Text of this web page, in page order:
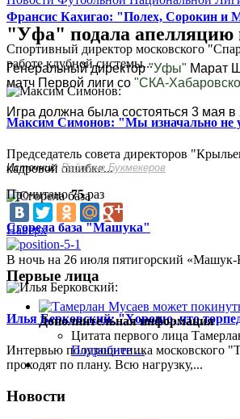
Франсис Кахигао: "Полех, Сорокин и
Спортивный директор московского
работе клубной системы...
Максим Симонов: "Мы изначально не
Председатель совета директоров
кадровой ошибке...
Сгорела база "Машука"
В ночь на 26 июля пятигорский
Илья Берковский: "Хорошо, что
Интервью полузащитника московского
проходят по плану. Всю нагрузку,...
"Уфа" подала апелляцию
Генеральный директор"Уфы" Марат
матч Первой лиги со "СКА-
Игра должна была состояться 3 мая
Источник: Рейтинг Букмекеров
Прочитано75раз
Наверх
Первые лица
Дополнительная информация
Цитата первого лица
Подробнее ...
Новости